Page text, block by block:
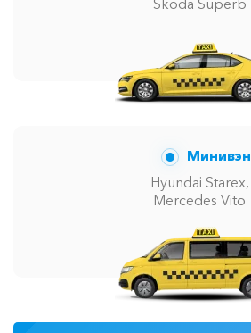
Минивэн
Hyundai Starex,
Mercedes Vito